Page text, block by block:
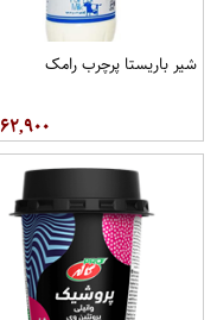
شیر باریستا پرچرب رامک
۶۲,۹۰۰